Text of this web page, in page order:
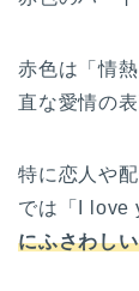
赤色は「情
直な愛情の
特に恋人や
では「I love
にふさわし